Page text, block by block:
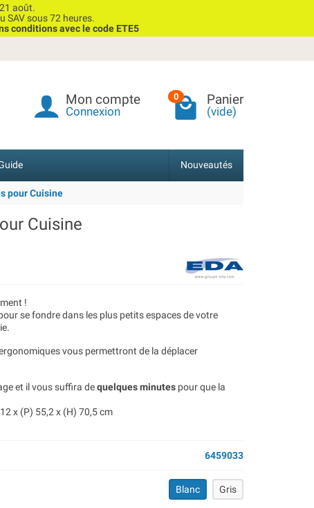
août.
SAV sous 72 heures.
conditions avec le code ETE5
Mon compte
Connexion
0 Panier
(vide)
Nouveautés
pour Cuisine
Cuisine
!
se fondre dans les plus petits espaces de votre
vous permettront de la déplacer
et il vous suffira dequelques minutes pour que la
x (P) 55,2 x (H) 70,5 cm
6459033
Blanc Gris